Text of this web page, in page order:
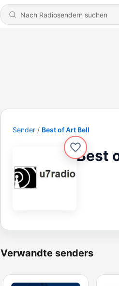
Sender Best of Art Bell
Best
Verwandte senders